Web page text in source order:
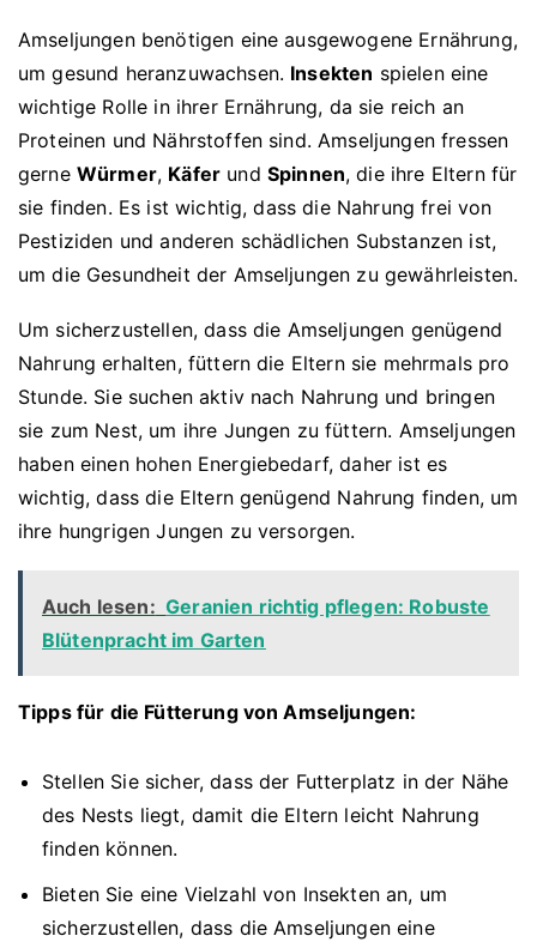
Amseljungen benötigen eine ausgewogene Ernährung,
um gesund heranzuwachsen. Insekten spielen eine
wichtige Rolle in ihrer Ernährung, da sie reich an
Proteinen und Nährstoffen sind. Amseljungen fressen
gerne Würmer, Käfer und Spinnen, die ihre Eltern für
sie finden. Es ist wichtig, dass die Nahrung frei von
Pestiziden und anderen schädlichen Substanzen ist,
um die Gesundheit der Amseljungen zu gewährleisten.
Um sicherzustellen, dass die Amseljungen genügend
Nahrung erhalten, füttern die Eltern sie mehrmals pro
Stunde. Sie suchen aktiv nach Nahrung und bringen
sie zum Nest, um ihre Jungen zu füttern. Amseljungen
haben einen hohen Energiebedarf, daher ist es
wichtig, dass die Eltern genügend Nahrung finden, um
ihre hungrigen Jungen zu versorgen.
Auch lesen: Geranien richtig pflegen: Robuste
Blütenpracht im Garten
Tipps für die Fütterung von Amseljungen:
Stellen Sie sicher, dass der Futterplatz in der Nähe
des Nests liegt, damit die Eltern leicht Nahrung
finden können.
Bieten Sie eine Vielzahl von Insekten an, um
sicherzustellen, dass die Amseljungen eine